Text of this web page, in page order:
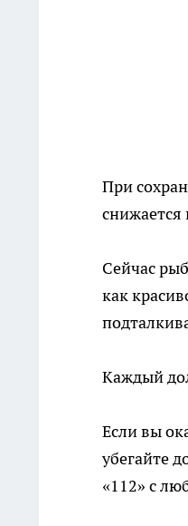
При
снижается
Сейчас
как
Каждый
Если вы
убегайте
«112» с